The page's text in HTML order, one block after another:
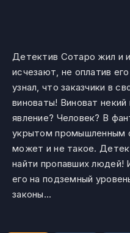
Детектив Сотаро жил и
исчезают, не оплатив
узнал, что заказчики в
виноваты! Виноват
явление? Человек? В
укрытом промышленным
может и не такое.
найти пропавших людей!
его на подземный
законы...